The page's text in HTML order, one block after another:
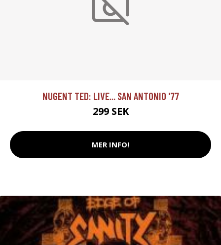
NUGENT TED: LIVE... SAN ANTONIO '77
299 SEK
MER INFO!